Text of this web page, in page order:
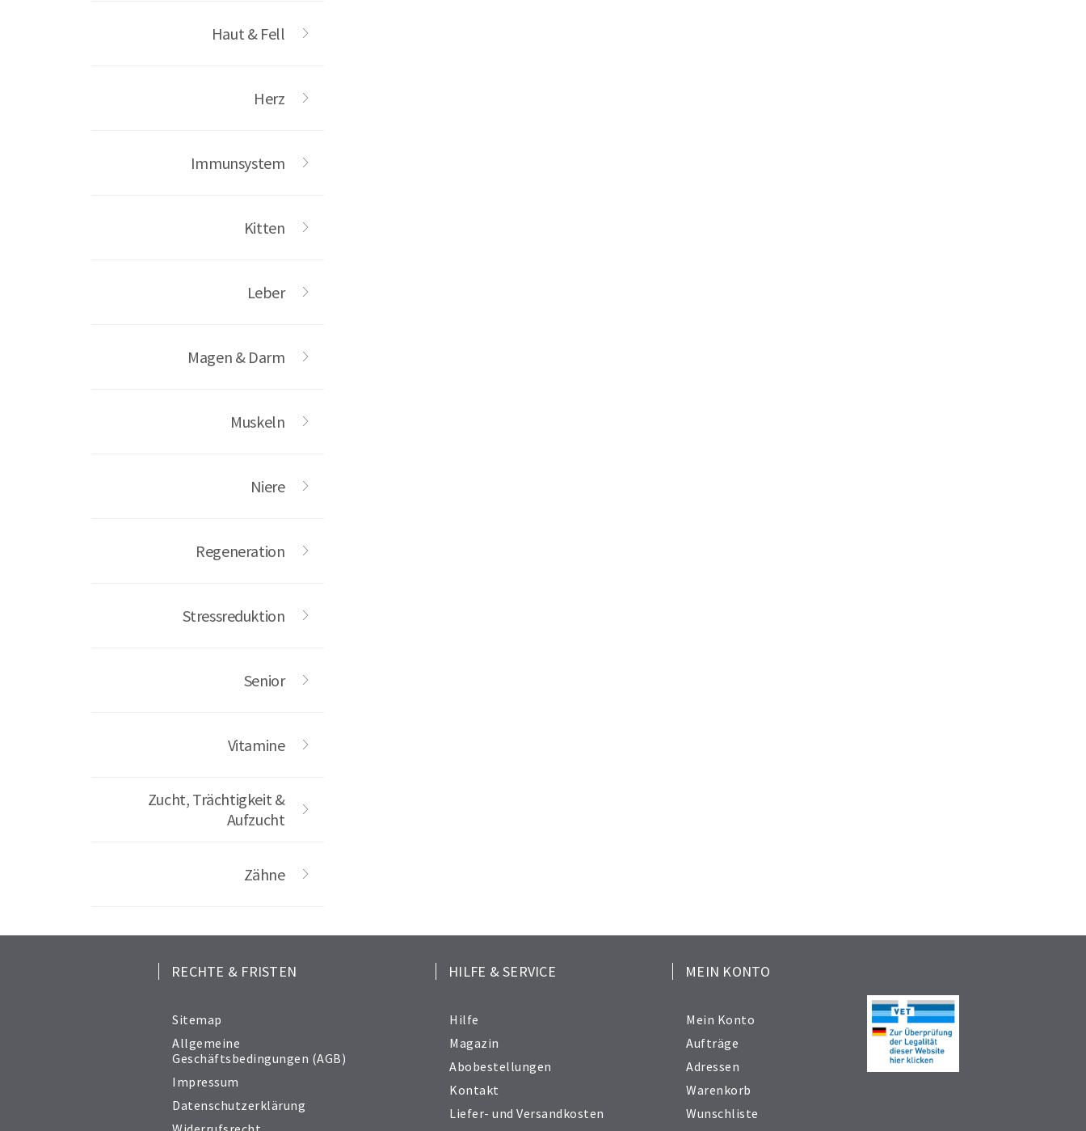
Haut & Fell
Herz
Immunsystem
Kitten
Leber
Magen & Darm
Muskeln
Niere
Regeneration
Stressreduktion
Senior
Vitamine
Zucht, Trächtigkeit &
Aufzucht
Zähne
RECHTE & FRISTEN
Sitemap
Allgemeine
Geschäftsbedingungen (AGB)
Impressum
Datenschutzerklärung
HILFE & SERVICE
Hilfe
Magazin
Abobestellungen
Kontakt
Liefer- und Versandkosten
MEIN KONTO
Mein Konto
Aufträge
Adressen
Warenkorb
Wunschliste